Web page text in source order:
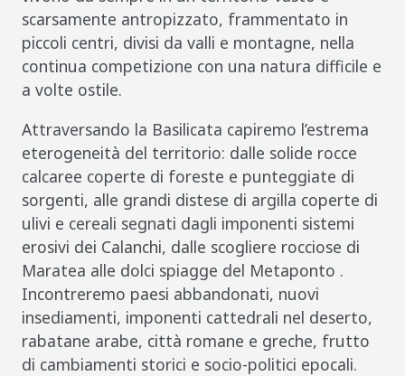
scarsamente antropizzato, frammentato in
piccoli centri, divisi da valli e montagne, nella
continua competizione con una natura difficile e
a volte ostile.
Attraversando la Basilicata capiremo l’estrema
eterogeneità del territorio: dalle solide rocce
calcaree coperte di foreste e punteggiate di
sorgenti, alle grandi distese di argilla coperte di
ulivi e cereali segnati dagli imponenti sistemi
erosivi dei Calanchi, dalle scogliere rocciose di
Maratea alle dolci spiagge del Metaponto .
Incontreremo paesi abbandonati, nuovi
insediamenti, imponenti cattedrali nel deserto,
rabatane arabe, città romane e greche, frutto
di cambiamenti storici e socio-politici epocali.